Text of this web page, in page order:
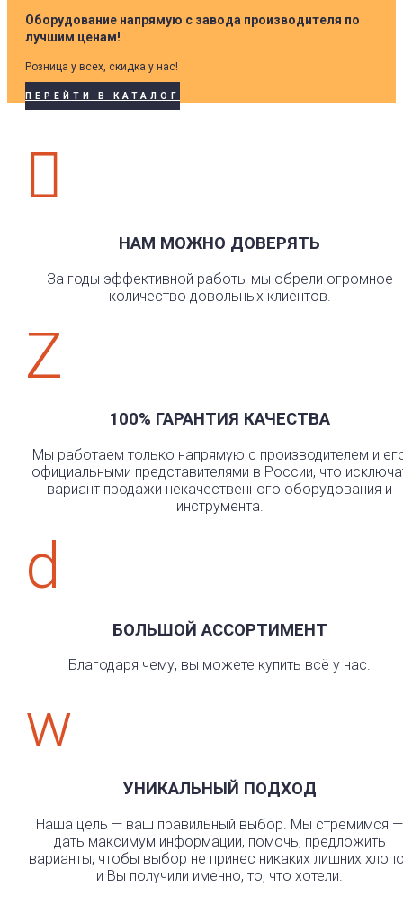
Оборудование напрямую с завода производителя по
лучшим ценам!
Розница у всех, скидка у нас!
ПЕРЕЙТИ В КАТАЛОГ

НАМ МОЖНО ДОВЕРЯТЬ
За годы эффективной работы мы обрели огромное
количество довольных клиентов.
Z
100% ГАРАНТИЯ КАЧЕСТВА
Мы работаем только напрямую с производителем и
официальными представителями в России, что
вариант продажи некачественного оборудования и
инструмента.
d
БОЛЬШОЙ АССОРТИМЕНТ
Благодаря чему, вы можете купить всё у нас.
w
УНИКАЛЬНЫЙ ПОДХОД
Наша цель — ваш правильный выбор. Мы стремимся —
дать максимум информации, помочь, предложить
варианты, чтобы выбор не принес никаких лишних
и Вы получили именно, то, что хотели.